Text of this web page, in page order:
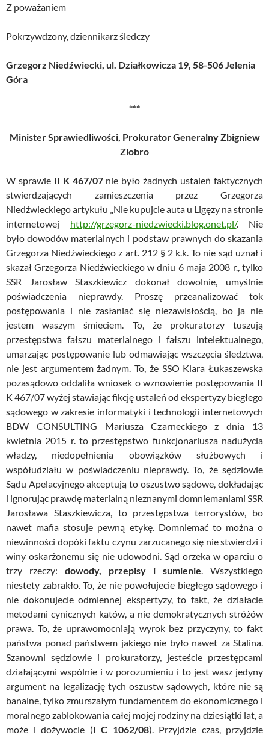
Z poważaniem
Pokrzywdzony, dziennikarz śledczy
Grzegorz Niedźwiecki, ul. Działkowicza 19, 58-506 Jelenia
Góra
***
Minister Sprawiedliwości, Prokurator Generalny Zbigniew
Ziobro
W sprawie II K 467/07nie było żadnych ustaleń faktycznych
stwierdzających zamieszczenia przez Grzegorza
Niedźwieckiego artykułu „Nie kupujcie auta u Ligęzy na stronie
internetowej http://grzegorz-niedzwiecki.blog.onet.pl/. Nie
było dowodów materialnych i podstaw prawnych do skazania
Grzegorza Niedźwieckiego z art. 212 § 2 k.k. To nie sąd uznał i
skazał Grzegorza Niedźwieckiego w dniu 6 maja 2008 r., tylko
SSR Jarosław Staszkiewicz dokonał dowolnie, umyślnie
poświadczenia nieprawdy. Proszę przeanalizować tok
postępowania i nie zasłaniać się niezawisłością, bo ja nie
jestem waszym śmieciem. To, że prokuratorzy tuszują
przestępstwa fałszu materialnego i fałszu intelektualnego,
umarzając postępowanie lub odmawiając wszczęcia śledztwa,
nie jest argumentem żadnym. To, że SSO Klara Łukaszewska
pozasądowo oddaliła wniosek o wznowienie postępowania II
K 467/07 wyżej stawiając fikcję ustaleń od ekspertyzy biegłego
sądowego w zakresie informatyki i technologii internetowych
BDW CONSULTING Mariusza Czarneckiego z dnia 13
kwietnia 2015 r. to przestępstwo funkcjonariusza nadużycia
władzy, niedopełnienia obowiązków służbowych i
współudziału w poświadczeniu nieprawdy. To, że sędziowie
Sądu Apelacyjnego akceptują to oszustwo sądowe, dokładając
i ignorując prawdę materialną nieznanymi domniemaniami SSR
Jarosława Staszkiewicza, to przestępstwa terrorystów, bo
nawet mafia stosuje pewną etykę. Domniemać to można o
niewinności dopóki faktu czynu zarzucanego się nie stwierdzi i
winy oskarżonemu się nie udowodni. Sąd orzeka w oparciu o
trzy rzeczy: dowody, przepisy i sumienie . Wszystkiego
niestety zabrakło. To, że nie powołujecie biegłego sądowego i
nie dokonujecie odmiennej ekspertyzy, to fakt, że działacie
metodami cynicznych katów, a nie demokratycznych stróżów
prawa. To, że uprawomocniają wyrok bez przyczyny, to fakt
państwa ponad państwem jakiego nie było nawet za Stalina.
Szanowni sędziowie i prokuratorzy, jesteście przestępcami
działającymi wspólnie i w porozumieniu i to jest wasz jedyny
argument na legalizację tych oszustw sądowych, które nie są
banalne, tylko zmurszałym fundamentem do ekonomicznego i
moralnego zablokowania całej mojej rodziny na dziesiątki lat, a
może i dożywocie (I C 1062/08). Przyjdzie czas, przyjdzie